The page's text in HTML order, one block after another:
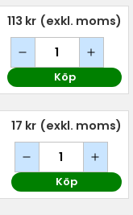
113 kr (exkl. moms)
Köp
17 kr (exkl. moms)
Köp